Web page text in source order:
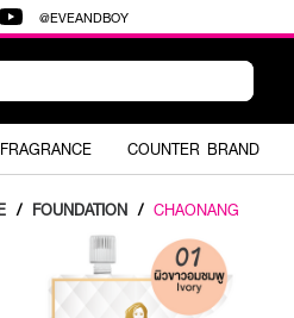
@EVEANDBOY
FRAGRANCE COUNTER BRAND
/ FOUNDATION / CHAONANG